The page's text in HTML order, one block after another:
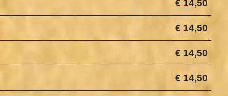
€ 14,50
€ 14,50
€ 14,50
€ 14,50